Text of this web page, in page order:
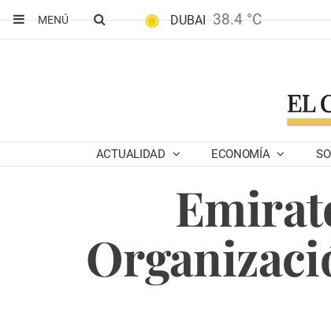
MENÚ
DUBAI 38.4 °C
ACTUALIDAD ECONOMÍA